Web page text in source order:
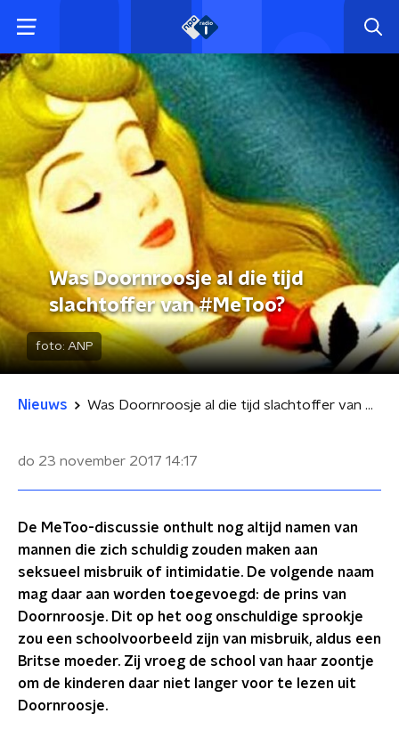
Was Doornroosje al die tijd
slachtoffer van #MeToo?
foto: ANP
Nieuws Was Doornroosje al die tijd slachtoffer van #MeToo?
do 23 november 2017 14:17
De MeToo-discussie onthult nog altijd namen van
mannen die zich schuldig zouden maken aan
seksueel misbruik of intimidatie. De volgende naam
mag daar aan worden toegevoegd: de prins van
Doornroosje. Dit op het oog onschuldige sprookje
zou een schoolvoorbeeld zijn van misbruik, aldus een
Britse moeder. Zij vroeg de school van haar zoontje
om de kinderen daar niet langer voor te lezen uit
Doornroosje.